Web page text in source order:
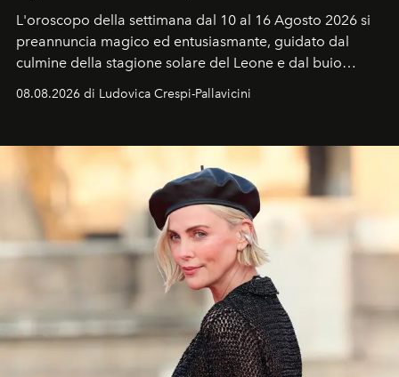
L'oroscopo della settimana dal 10 al 16 Agosto 2026 si
preannuncia magico ed entusiasmante, guidato dal
culmine della stagione solare del Leone e dal buio
ideale per la notte delle Perseidi.
08.08.2026 di Ludovica Crespi-Pallavicini